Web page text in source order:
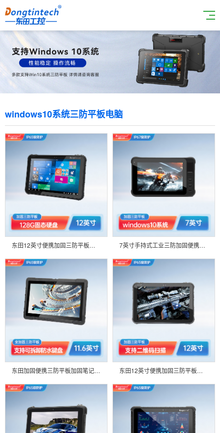
windows10系统三防平板电脑
东田12英寸便携加固三防平板高亮笔记本工业电脑 MES工厂产线管理巡检DTZ-I1208E_COPY 7英寸手持式工业三防加固便携笔记本平板电脑支持Win10系统ip67 DTZ-I0708E
东田加固便携三防平板加固笔记本电脑11.6英寸阳光可视IP65防护工控机 DTZ-I1108E_COPY 东田12英寸便携加固三防平板电脑支持5G阳光可视 物流巡检耐高低温 图书馆管理DTZ-I1207E